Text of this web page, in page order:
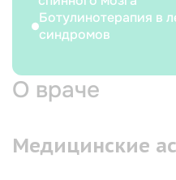
Ботулинотерапия в
синдромов
О враче
Медицинские